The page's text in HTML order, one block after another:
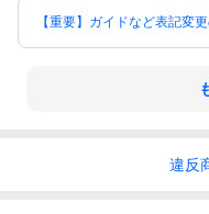
【重要】ガイドなど表記変
違反